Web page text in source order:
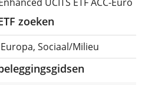
zoeken
Sociaal/Milieu